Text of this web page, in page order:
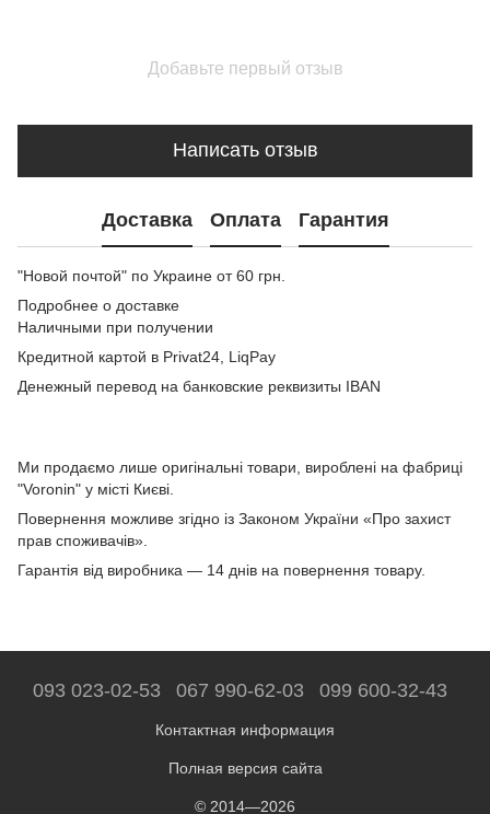
Добавьте первый отзыв
Написать отзыв
Доставка Оплата Гарантия
"Новой почтой" по Украине от 60 грн.
Подробнее о доставке
Наличными при получении
Кредитной картой в Privat24, LiqPay
Денежный перевод на банковские реквизиты IBAN
Ми продаємо лише оригінальні товари, вироблені на фабриці
"Voronin" у місті Києві.
Повернення можливе згідно із Законом України «Про захист
прав споживачів».
Гарантія від виробника — 14 днів на повернення товару.
093 023-02-53 067 990-62-03 099 600-32-43
Контактная информация
Полная версия сайта
© 2014—2026